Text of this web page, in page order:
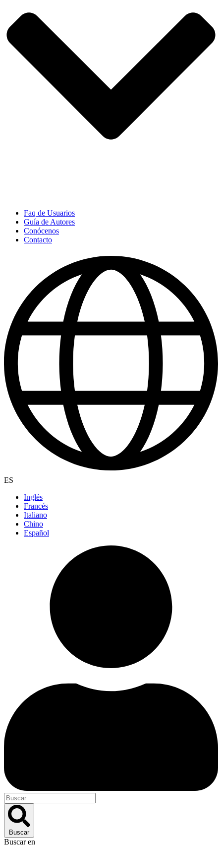
Faq de Usuarios
Guía de Autores
Conócenos
Contacto
ES
Inglés
Francés
Italiano
Chino
Español
Buscar
Buscar en